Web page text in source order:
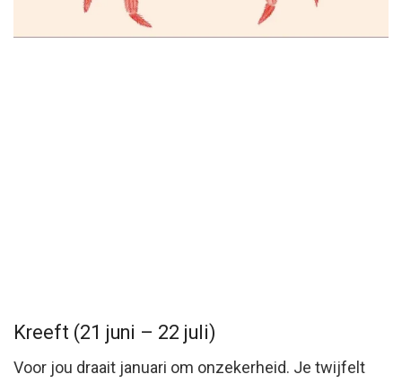
Kreeft (21 juni – 22 juli)
Voor jou draait januari om onzekerheid. Je twijfelt